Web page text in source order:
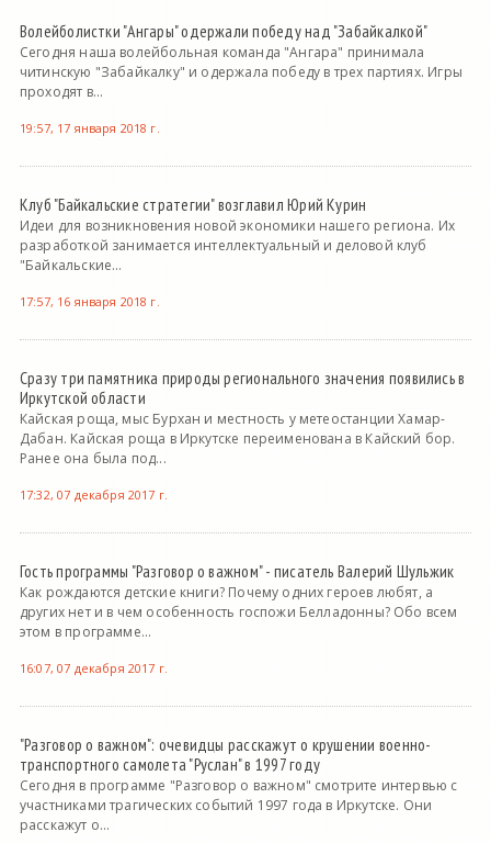
Волейболистки "Ангары" одержали победу над "Забайкалкой"
Сегодня наша волейбольная команда "Ангара" принимала
читинскую "Забайкалку" и одержала победу в трех партиях. Игры
проходят в...
19:57, 17 января 2018 г.
Клуб "Байкальские стратегии" возглавил Юрий Курин
Идеи для возникновения новой экономики нашего региона. Их
разработкой занимается интеллектуальный и деловой клуб
"Байкальские...
17:57, 16 января 2018 г.
Сразу три памятника природы регионального значения появились в
Иркутской области
Кайская роща, мыс Бурхан и местность у метеостанции Хамар-
Дабан. Кайская роща в Иркутске переименована в Кайский бор.
Ранее она была под...
17:32, 07 декабря 2017 г.
Гость программы "Разговор о важном" - писатель Валерий Шульжик
Как рождаются детские книги? Почему одних героев любят, а
других нет и в чем особенность госпожи Белладонны? Обо всем
этом в программе...
16:07, 07 декабря 2017 г.
"Разговор о важном": очевидцы расскажут о крушении военно-
транспортного самолета "Руслан" в 1997 году
Сегодня в программе "Разговор о важном" смотрите интервью с
участниками трагических событий 1997 года в Иркутске. Они
расскажут о...